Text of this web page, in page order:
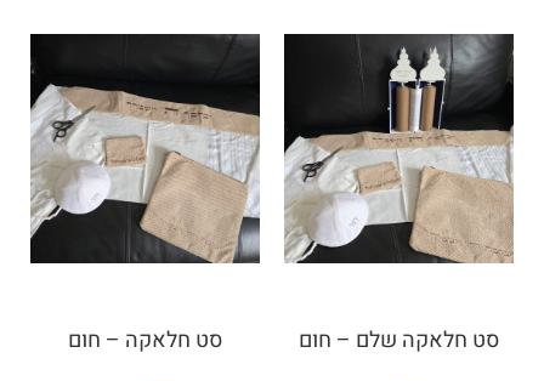
סט חלאקה שלם – חום סט חלאקה – חום